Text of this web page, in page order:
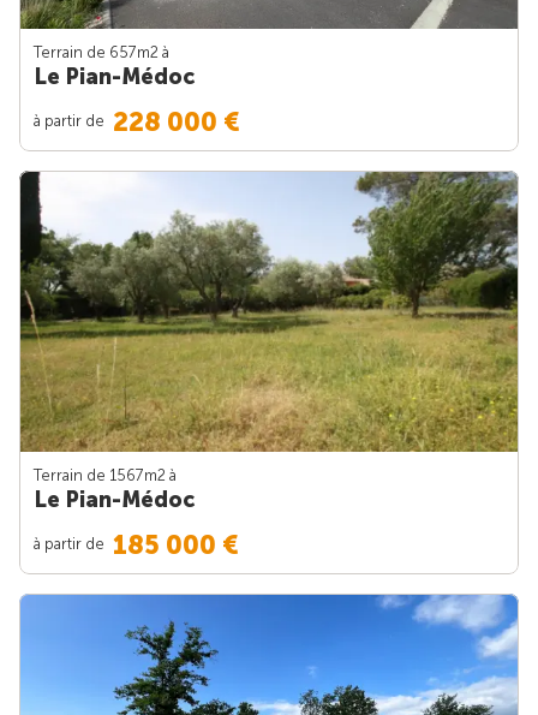
Terrain de 657m2 à
Le Pian-Médoc
à partir de 228 000 €
Terrain de 1567m2 à
Le Pian-Médoc
à partir de 185 000 €